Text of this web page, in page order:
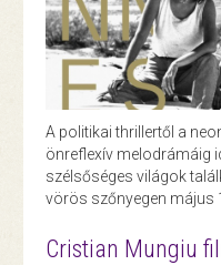
A politikai thrillertől a
önreflexív melodrámáig
szélsőséges világok
vörös szőnyegen május
Cristian Mungiu